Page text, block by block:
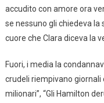
accudito con amore ora
se nessuno gli chiedeva la
cuore che Clara diceva la
Fuori, i media la
crudeli riempivano giornali
milionari”, “Gli Hamilton